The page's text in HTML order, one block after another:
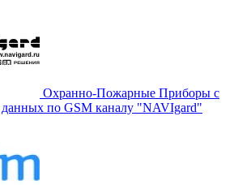
Охранно-Пожарные Приборы с
данных по GSM каналу "NAVIgard"